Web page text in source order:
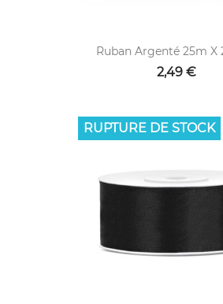
Ruban Argenté 25m X
2,49 €
RUPTURE DE STOCK